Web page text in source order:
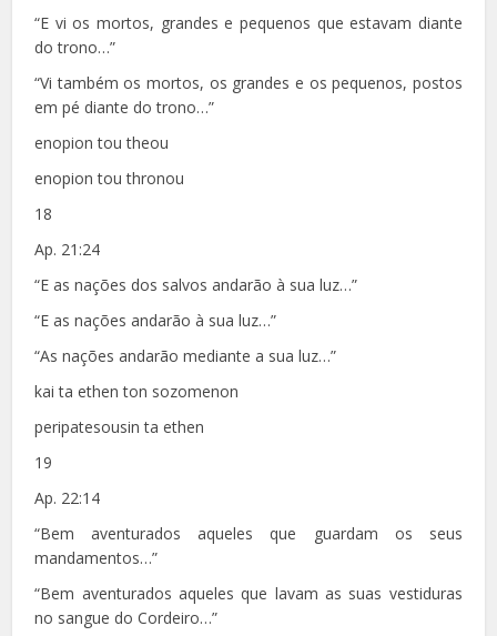
“E vi os mortos, grandes e pequenos que estavam diante
do trono…”
“Vi também os mortos, os grandes e os pequenos, postos
em pé diante do trono…”
enopion tou theou
enopion tou thronou
18
Ap. 21:24
“E as nações dos salvos andarão à sua luz…”
“E as nações andarão à sua luz…”
“As nações andarão mediante a sua luz…”
kai ta ethen ton sozomenon
peripatesousin ta ethen
19
Ap. 22:14
“Bem aventurados aqueles que guardam os seus
mandamentos…”
“Bem aventurados aqueles que lavam as suas vestiduras
no sangue do Cordeiro…”